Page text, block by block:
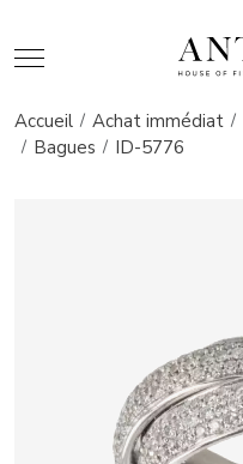
Accueil Achat immédiat
Bagues
ID-5776